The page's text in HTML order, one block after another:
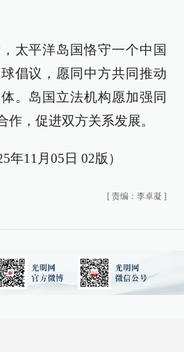
太平洋岛国恪守一个中国
倡议，愿同中方共同推动
。岛国立法机构愿加强同
作，促进双方关系发展。
年11月05日 02版）
[ 责编：李卓凝 ]